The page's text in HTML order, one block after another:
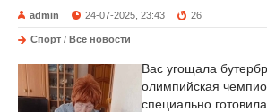
admin 24-07-2025, 23:43 26
Спорт / Все новости
Вас угощала
олимпийская
специально